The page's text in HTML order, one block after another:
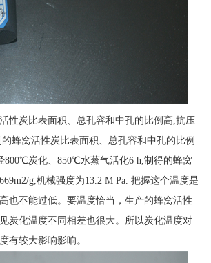
性炭比表面积、总孔容和中孔的比例高,抗压
蜂窝活性炭比表面积、总孔容和中孔的比例
800℃炭化、850℃水蒸气活化6 h,制得的蜂窝
g,机械强度为13.2 M Pa. 把握这个温度是
也不能过低。要温度恰当，生产的蜂窝活性
炭化温度不同相差也很大。所以炭化温度对
有较大影响影响。